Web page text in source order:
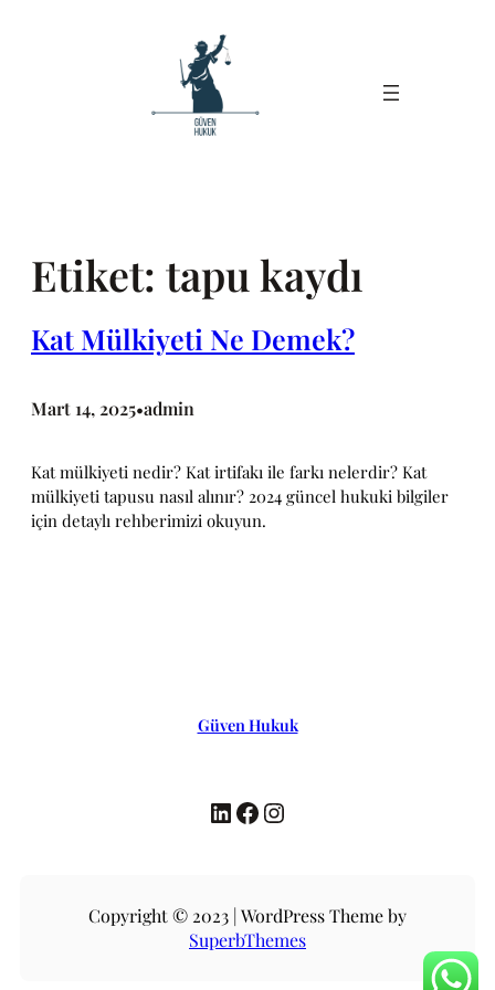
Etiket: tapu kaydı
Kat Mülkiyeti Ne Demek?
Mart 14, 2025•admin
Kat mülkiyeti nedir? Kat irtifakı ile farkı nelerdir? Kat
mülkiyeti tapusu nasıl alınır? 2024 güncel hukuki bilgiler
için detaylı rehberimizi okuyun.
Güven Hukuk
LinkedIn Facebook Instagram
Copyright © 2023 | WordPress Theme by
SuperbThemes